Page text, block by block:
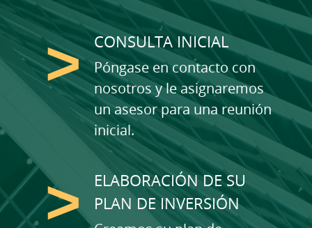
CONSULTA INICIAL
Póngase en contacto con
nosotros y le asignaremos
un asesor para una reunión
inicial.
ELABORACIÓN DE SU
PLAN DE INVERSIÓN